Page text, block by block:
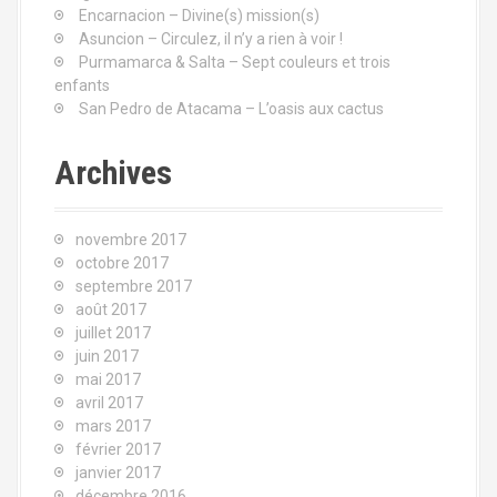
r
Encarnacion – Divine(s) mission(s)
Asuncion – Circulez, il n’y a rien à voir !
Purmamarca & Salta – Sept couleurs et trois
enfants
San Pedro de Atacama – L’oasis aux cactus
Archives
novembre 2017
octobre 2017
septembre 2017
août 2017
juillet 2017
juin 2017
mai 2017
avril 2017
mars 2017
février 2017
janvier 2017